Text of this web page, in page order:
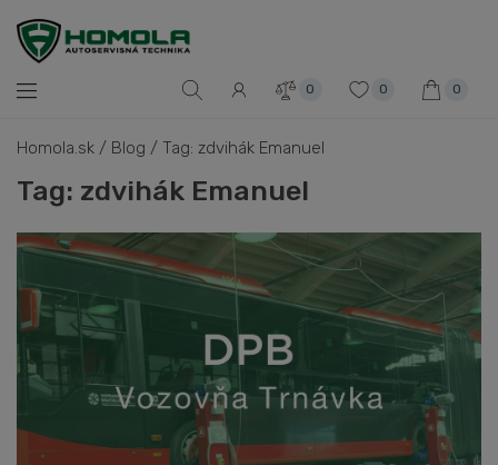
0 0 0
Homola.sk / Blog / Tag: zdvihák Emanuel
Tag: zdvihák Emanuel